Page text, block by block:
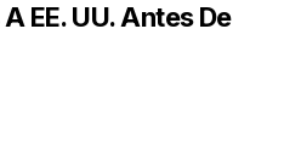
EE. UU. Antes De